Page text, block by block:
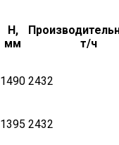
H,
мм
т/ч
1490 2432
1395 2432